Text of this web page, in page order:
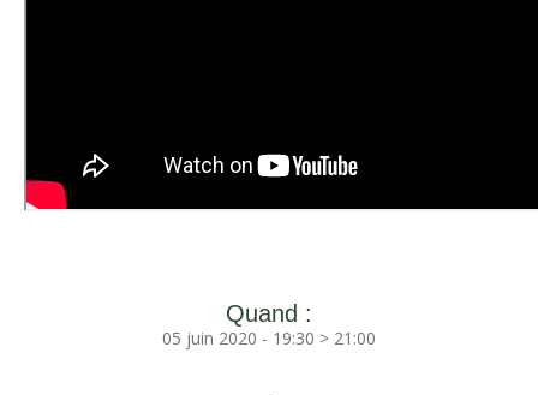
Quand :
05 juin 2020 - 19:30 > 21:00